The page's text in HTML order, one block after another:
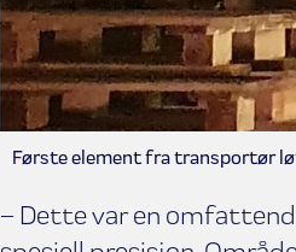
Første element fra transportør
– Dette var en